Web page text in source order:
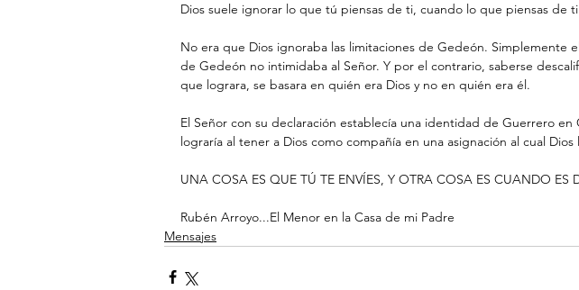
Dios suele ignorar lo que tú piensas de ti, cuando lo que piensas de
No era que Dios ignoraba las limitaciones de Gedeón. Simplemente
de Gedeón no intimidaba al Señor. Y por el contrario, saberse
que lograra, se basara en quién era Dios y no en quién era él.
El Señor con su declaración establecía una identidad de Guerrero
lograría al tener a Dios como compañía en una asignación al cual Dios
UNA COSA ES QUE TÚ TE ENVÍES, Y OTRA COSA ES CUANDO ES
Rubén Arroyo...El Menor en la Casa de mi Padre
Mensajes